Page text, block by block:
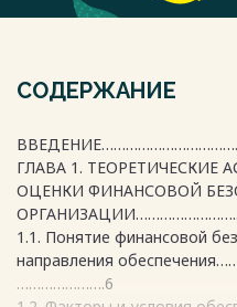
СОДЕРЖАНИЕ
ГЛАВА 1.
ОЦЕНКИ ФИНАНСОВОЙ
1.1. Понятие финансовой
направления
………………….6